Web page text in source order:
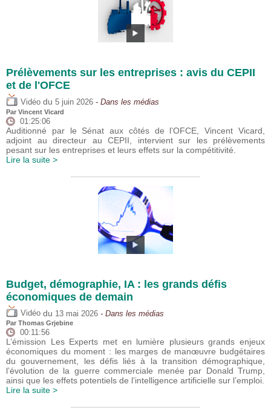
Prélèvements sur les entreprises : avis du CEPII
et de l'OFCE
Vidéo du 5 juin 2026 - Dans les médias
Par Vincent Vicard
01:25:06
Auditionné par le Sénat aux côtés de l’OFCE, Vincent Vicard,
adjoint au directeur au CEPII, intervient sur les prélèvements
pesant sur les entreprises et leurs effets sur la compétitivité.
Lire la suite >
Budget, démographie, IA : les grands défis
économiques de demain
Vidéo du 13 mai 2026 - Dans les médias
Par Thomas Grjebine
00:11:56
L’émission Les Experts met en lumière plusieurs grands enjeux
économiques du moment : les marges de manœuvre budgétaires
du gouvernement, les défis liés à la transition démographique,
l’évolution de la guerre commerciale menée par Donald Trump,
ainsi que les effets potentiels de l’intelligence artificielle sur l’emploi.
Lire la suite >